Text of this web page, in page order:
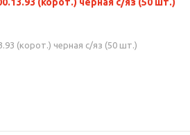
(корот.) черная с/яз (50 шт.)